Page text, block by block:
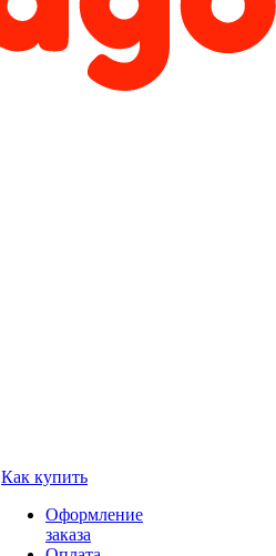
Как купить
Оформление
заказа